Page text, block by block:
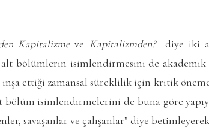
Kapitalizmeve Kapitalizmden?
diye iki
bölümlerin isimlendirmesini de akademik
inşa ettiği zamansal süreklilik için kritik
bölüm isimlendirmelerini de buna göre
savaşanlar ve çalışanlar” diye